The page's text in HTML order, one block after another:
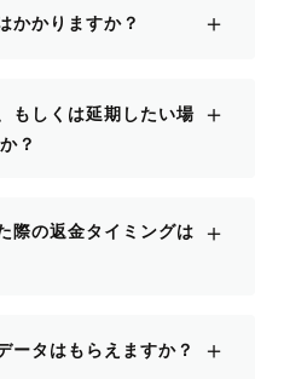
かかりますか？ ＋
もしくは延期したい場
？
＋
際の返金タイミングは
＋
ータはもらえますか？ ＋